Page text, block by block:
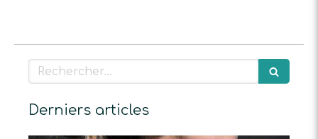
Rechercher
Derniers articles